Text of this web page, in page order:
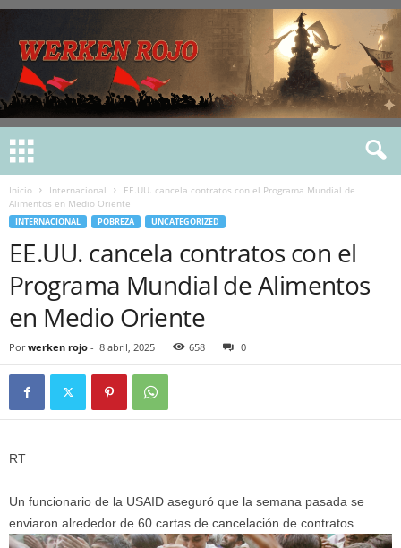
Inicio Internacional
EE.UU. cancela contratos con el Programa Mundial de
Alimentos en Medio Oriente
INTERNACIONAL POBREZA UNCATEGORIZED
EE.UU. cancela contratos con el
Programa Mundial de Alimentos
en Medio Oriente
Por werken rojo - 8 abril, 2025 658 0
RT
Un funcionario de la USAID aseguró que la semana pasada se
enviaron alrededor de 60 cartas de cancelación de contratos.